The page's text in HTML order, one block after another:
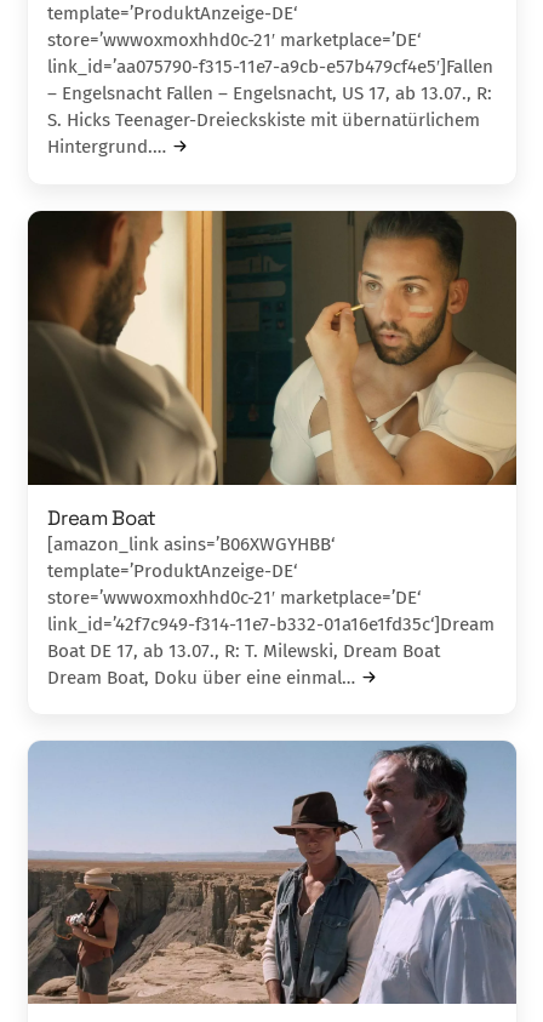
template=’ProduktAnzeige-DE‘
store=’wwwoxmoxhhd0c-21′ marketplace=’DE‘
link_id=’aa075790-f315-11e7-a9cb-e57b479cf4e5′]Fallen
– Engelsnacht Fallen – Engelsnacht, US 17, ab 13.07., R:
S. Hicks Teenager-Dreieckskiste mit über­natürlichem
Hin­tergrund.…
Dream Boat
[amazon_link asins=’B06XWGYHBB‘
template=’ProduktAnzeige-DE‘
store=’wwwoxmoxhhd0c-21′ marketplace=’DE‘
link_id=’42f7c949-f314-11e7-b332-01a16e1fd35c‘]Dream
Boat DE 17, ab 13.07., R: T. Milewski, Dream Boat
Dream Boat, Doku über eine einmal…